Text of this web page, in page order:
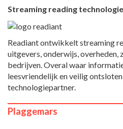
Streaming reading technologie
Readiant ontwikkelt streaming
uitgevers, onderwijs, overheden,
bedrijven. Overal waar
leesvriendelijk en veilig
technologiepartner.
Plaggemars